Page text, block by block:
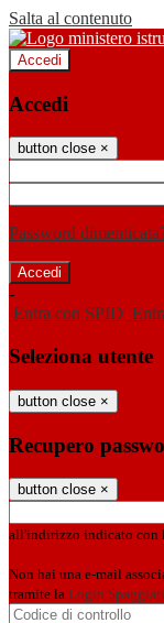
Salta al contenuto
Accedi
Accedi
button close ×
Password
-
Entra con SPID
Seleziona utente
button close ×
Recupero
button close ×
all'indirizzo indicato con
Non hai una e-mail
tramite la Login Spaggiari